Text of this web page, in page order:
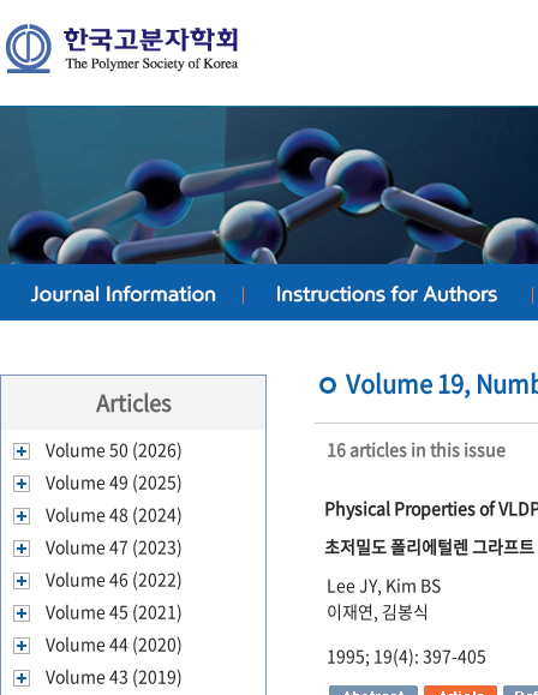
Articles
Volume 50 (2026)
Volume 49 (2025)
Volume 48 (2024)
Volume 47 (2023)
Volume 46 (2022)
Volume 45 (2021)
Volume 44 (2020)
Volume 43 (2019)
Volume 19,
16 articles in this issue
Physical Properties of
초저밀도 폴리에털렌 그라프
Lee JY, Kim BS
이재연, 김봉식
1995; 19(4): 397-405